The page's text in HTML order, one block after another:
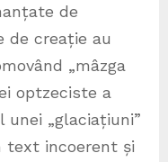
de
de creație au
„mâzga
optzeciste a
unei „glaciațiuni”
incoerent și